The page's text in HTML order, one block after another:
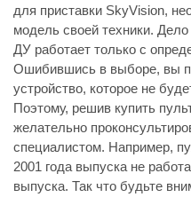
для приставки SkyVision,
модель своей техники.
ДУ работает только с
Ошибившись в выборе, вы
устройство, которое не
Поэтому, решив купить
желательно
специалистом. Например,
2001 года выпуска не
выпуска. Так что будьте